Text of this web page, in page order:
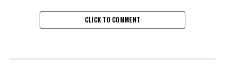
CLICK TO COMMENT